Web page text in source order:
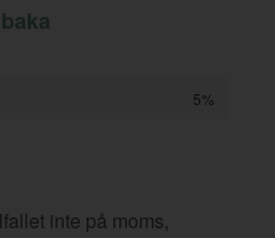
5%
inte på moms,